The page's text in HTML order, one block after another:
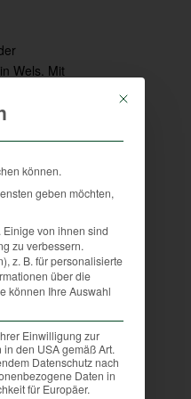
Wels. Mit
Hase
nicht
die
zur
Die
ist
Mit diesem
können.
geben möchten,
von ihnen sind
zu verbessern.
z. B. für personalisierte
über die
können Ihre Auswahl
Einwilligung zur
den USA gemäß Art.
Datenschutz nach
Daten in
für Europäer.